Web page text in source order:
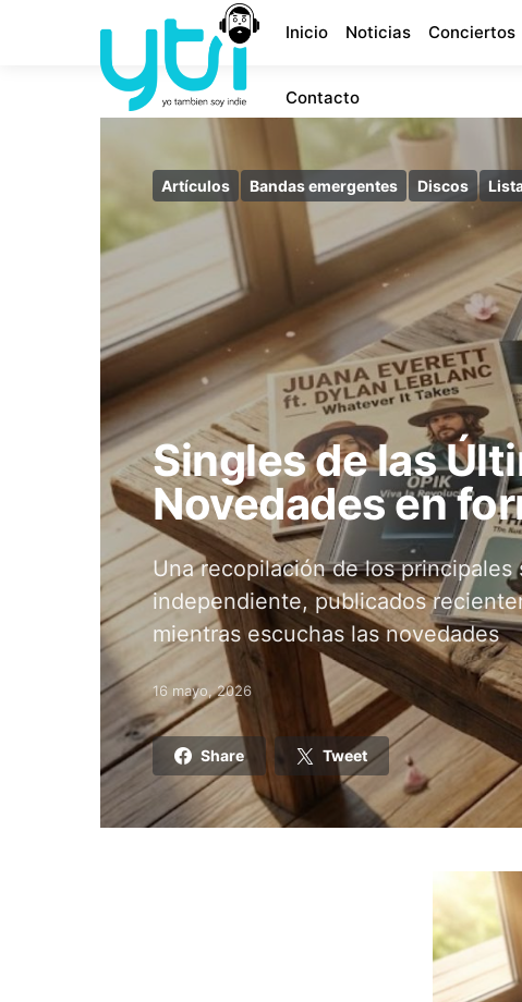
Inicio Noticias Conciertos
Contacto
Artículos Bandas emergentes Discos
Singles de las
Novedades en
Una recopilación de los principales
independiente, publicados
mientras escuchas las novedades
Posted on
16 mayo, 2026
Share Tweet